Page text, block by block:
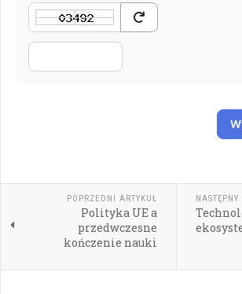
POPRZEDNI ARTYKUŁ
Polityka UE a
przedwczesne
kończenie nauki
NASTĘPNY